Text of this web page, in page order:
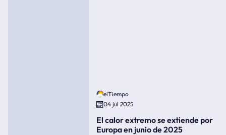
elTiempo
04 jul 2025
El calor extremo se extiende por
Europa en junio de 2025